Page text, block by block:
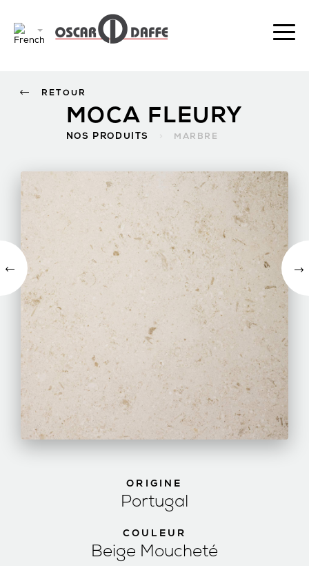
MOCA FLEURY
NOS PRODUITS MARBRE
RETOUR
ORIGINE
Portugal
COULEUR
Beige Moucheté